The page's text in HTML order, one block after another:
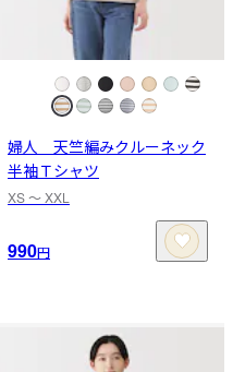
婦人 天竺編みクルーネック
半袖Ｔシャツ
XS 〜 XXL
990円